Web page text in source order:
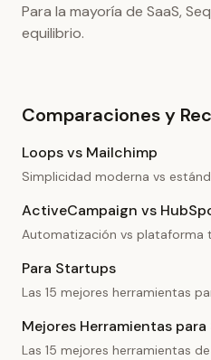
Para la mayoría de SaaS,
equilibrio.
Comparaciones y
Loops vs Mailchimp
Simplicidad moderna vs
ActiveCampaign vs
Automatización vs
Para Startups
Las 15 mejores herramientas
Mejores Herramientas para
Las 15 mejores herramientas